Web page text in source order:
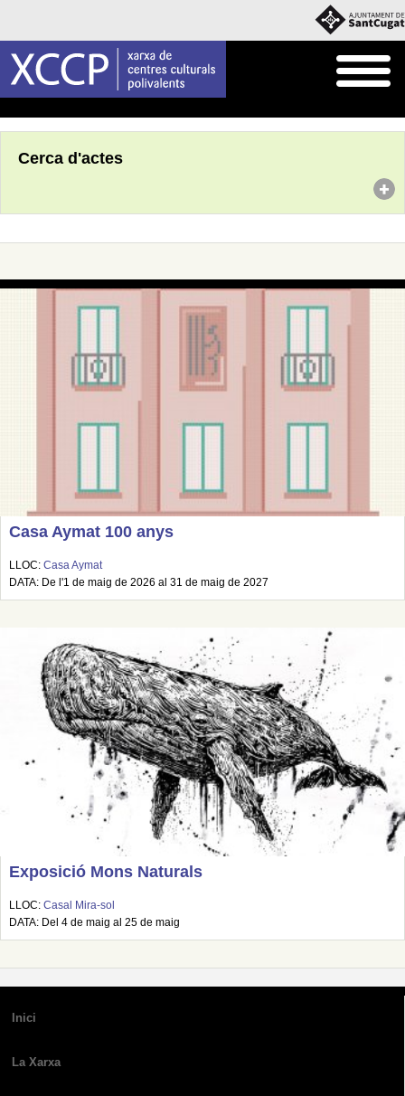
Cerca d'actes
Casa Aymat 100 anys
LLOC: Casa Aymat
DATA: De l'1 de maig de 2026 al 31 de maig de 2027
Exposició Mons Naturals
LLOC: Casal Mira-sol
DATA: Del 4 de maig al 25 de maig
Inici
La Xarxa